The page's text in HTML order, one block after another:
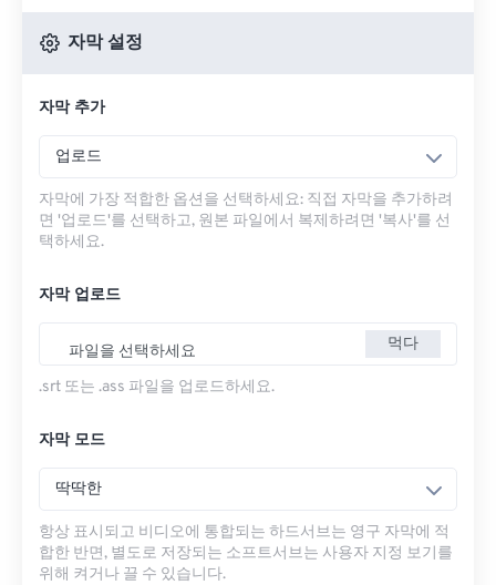
자막 설정
자막 추가
업로드
자막에 가장 적합한 옵션을 선택하세요: 직접 자막을 추가하려
면 '업로드'를 선택하고, 원본 파일에서 복제하려면 '복사'를 선
택하세요.
자막 업로드
파일을 선택하세요 먹다
.srt 또는 .ass 파일을 업로드하세요.
자막 모드
딱딱한
항상 표시되고 비디오에 통합되는 하드서브는 영구 자막에 적
합한 반면, 별도로 저장되는 소프트서브는 사용자 지정 보기를
위해 켜거나 끌 수 있습니다.